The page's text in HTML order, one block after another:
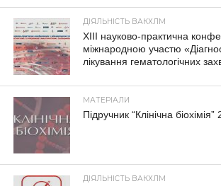
ДІЯЛЬНІСТЬ ВАКХЛМ
XIII науково-практична
міжнародною участю
лікування гематологічних
МАТЕРІАЛИ
Підручник “Клінічна
ДІЯЛЬНІСТЬ ВАКХЛМ